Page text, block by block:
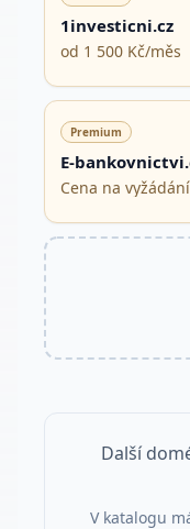
1investicni.cz
od 1 500 Kč/měs
Premium
E-
Cena na vyžádání
Další
V katalogu